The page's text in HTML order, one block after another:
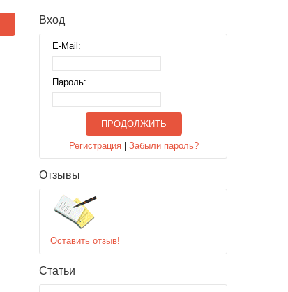
Вход
E-Mail:
Пароль:
ПРОДОЛЖИТЬ
Регистрация |Забыли пароль?
Отзывы
Оставить отзыв!
Статьи